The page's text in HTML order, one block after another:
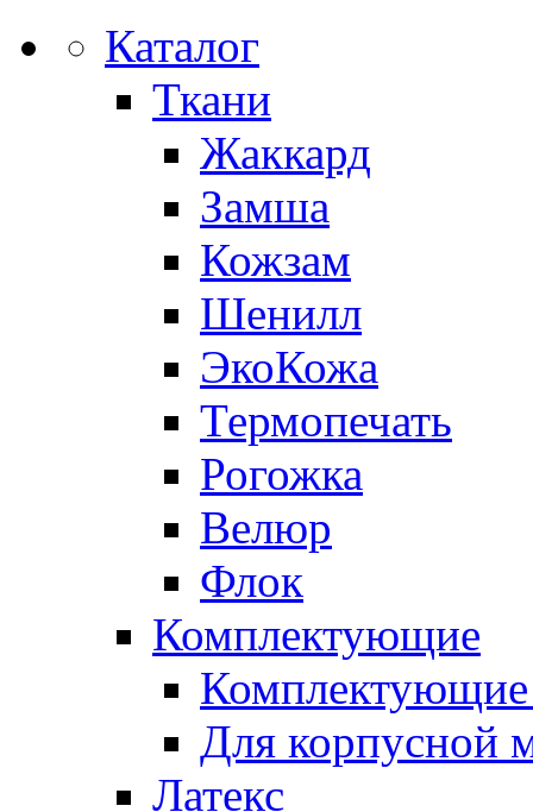
Каталог
Ткани
Жаккард
Замша
Кожзам
Шенилл
ЭкоКожа
Термопечать
Рогожка
Велюр
Флок
Комплектующие
Комплектующие
Для корпусной
Латекс